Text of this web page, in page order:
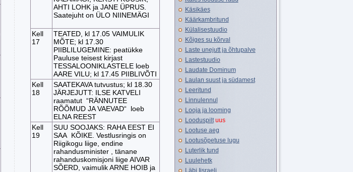
AHTI LOHK ja JANE ÜPRUS.
Saatejuht on ÜLO NIINEMÄGI
Kell
17
TEATED, kl 17.05 VAIMULIK
MÕTE; kl 17.30
PIIBLILUGEMINE: peatükke
Pauluse teisest kirjast
TESSALOONIKLASTELE loeb
AARE VILU; kl 17.45 PIIBLIVÕTI
Kell
18
SAATEKAVA tutvustus; kl 18.30
JÄRJEJUTT: ILSE KATVELI
raamatut “RÄNNUTEE
RÕÕMUD JA VAEVAD“ loeb
ELNA REEST
Kell
19
SUU SOOJAKS: RAHA EEST EI
SAA KÕIKE. Vestlusringis on
Riigikogu liige, endine
rahandusminister , tänane
rahanduskomisjoni liige AIVAR
SÕERD, vaimulik ARNE HOIB ja
Käsikäes
Käärkambritund
Külalisestuudio
Kõiges su kõrval
Laste unejutt ja õhtupalve
Lastestuudio
Laudate Dominum
Laulan suust ja südamest
Leeritund
Linnulennul
Looja ja looming
Looduspilt uus
Lootuse aeg
Lootusõpetuse lugu
Luterlik tund
Luulehetk
Läbi Iisraeli